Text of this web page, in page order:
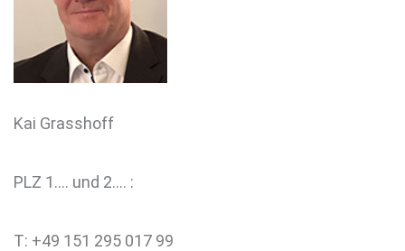
Kai Grasshoff
PLZ 1…. und 2…. :
T: +49 151 295 017 99